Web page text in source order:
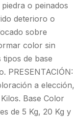
o peinados
deterioro o
sobre
color sin
de base
PRESENTACIÓN:
a elección,
Base Color
de 5 Kg, 20 Kg y